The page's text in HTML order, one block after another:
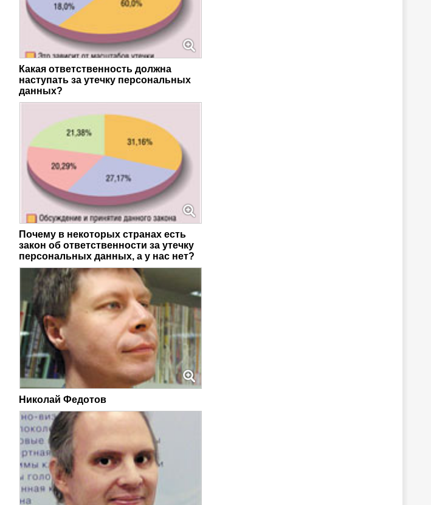
Какая ответственность должна
наступать за утечку персональных
данных?
Почему в некоторых странах есть
закон об ответственности за утечку
персональных данных, а у нас нет?
Николай Федотов